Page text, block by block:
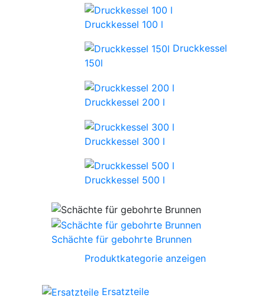
Druckkessel 100 l
Druckkessel
150l
Druckkessel 200 l
Druckkessel 300 l
Druckkessel 500 l
Schächte für gebohrte Brunnen
Produktkategorie anzeigen
Ersatzteile